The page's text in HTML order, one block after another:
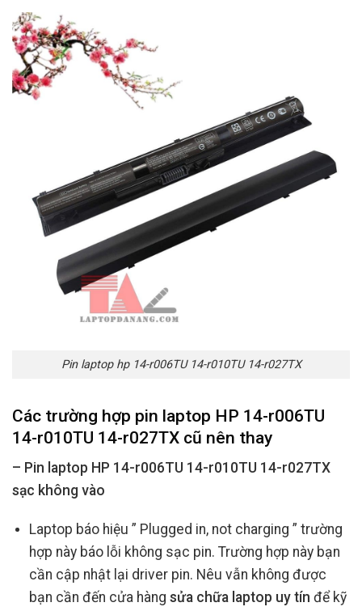
Pin laptop hp 14-r006TU 14-r010TU 14-r027TX
Các trường hợp pin laptop HP 14-r006TU
14-r010TU 14-r027TX cũ nên thay
– Pin laptop HP 14-r006TU 14-r010TU 14-r027TX
sạc không vào
Laptop báo hiệu ” Plugged in, not charging ” trường
hợp này báo lỗi không sạc pin. Trường hợp này bạn
cần cập nhật lại driver pin. Nêu vẫn không được
bạn cần đến cửa hàng sửa chữa laptop uy tín để kỹ